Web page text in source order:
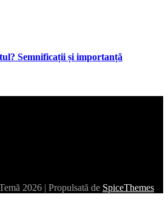
Semnificații și importanță
2026 | Propulsată de SpiceThemes